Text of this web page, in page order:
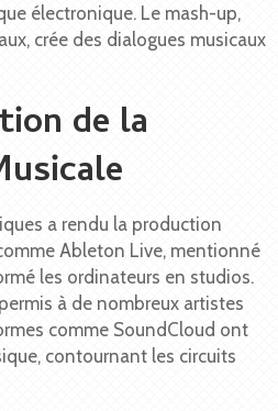
électronique. Le mash-up,
crée des dialogues musicaux
de la
a rendu la production
Ableton Live, mentionné
les ordinateurs en studios.
à de nombreux artistes
comme SoundCloud ont
contournant les circuits